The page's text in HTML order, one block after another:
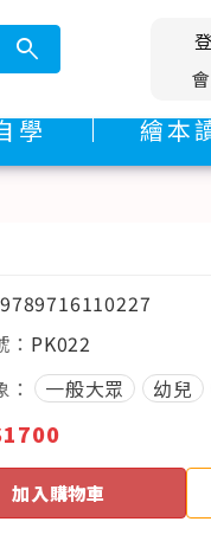
search
學 繪本
9789716110227
PK022
一般大眾 幼兒
加入購物車